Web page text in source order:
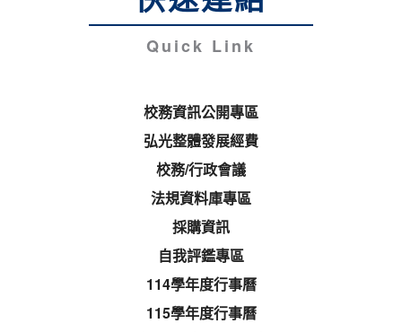
Quick Link
校務資訊公開專區
弘光整體發展經費
校務/行政會議
法規資料庫專區
採購資訊
自我評鑑專區
114學年度行事曆
115學年度行事曆